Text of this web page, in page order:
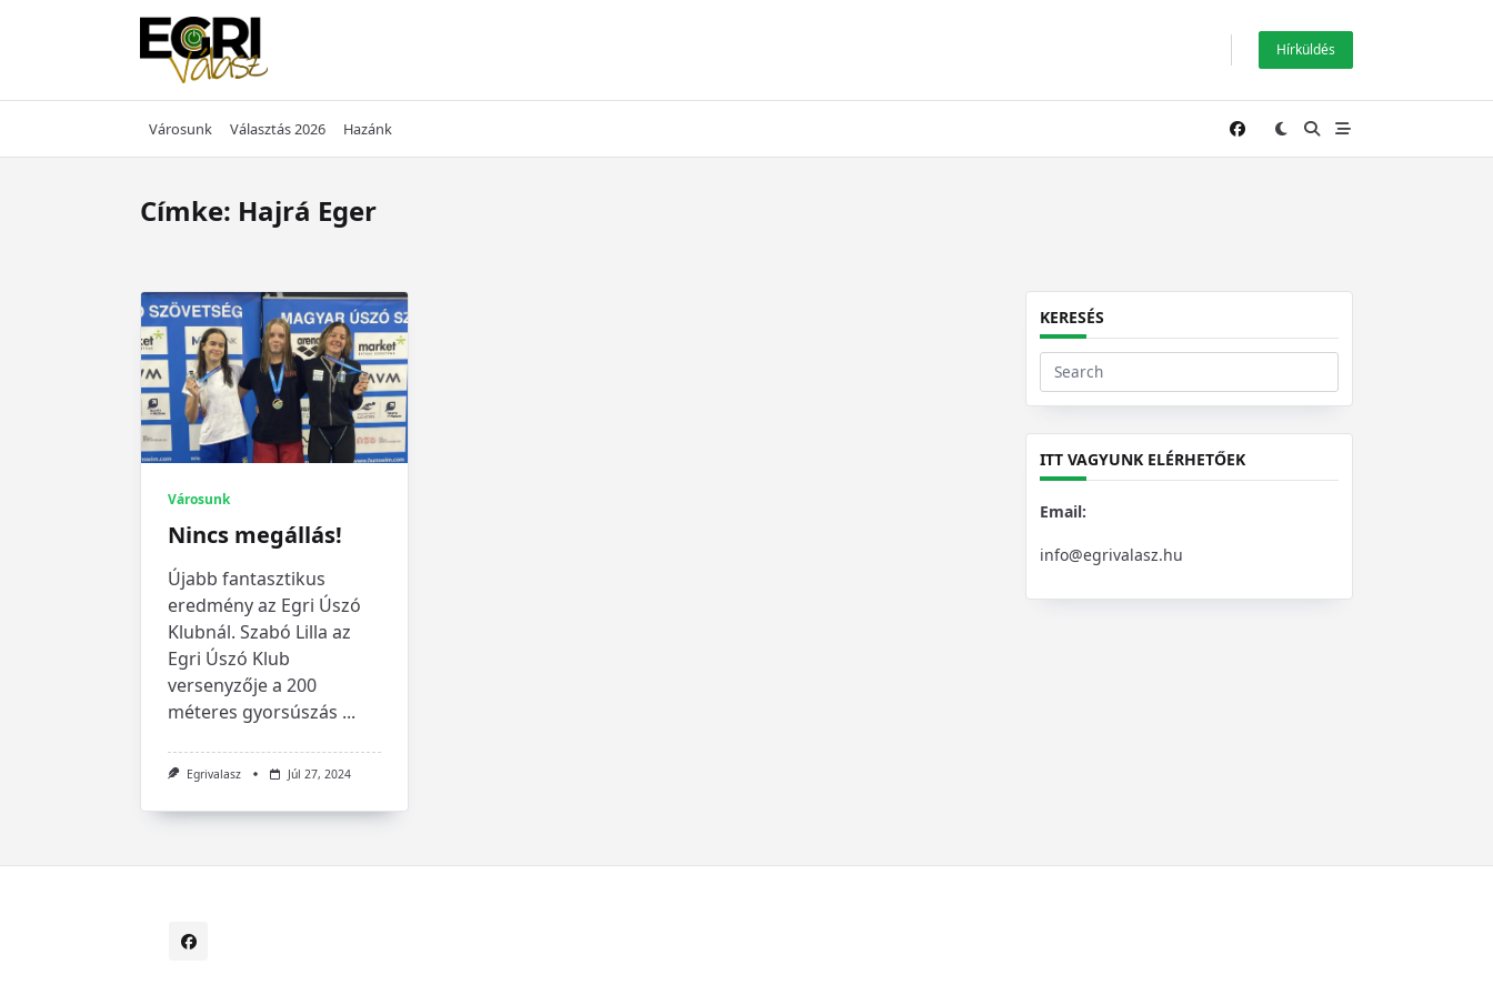
Hírküldés
Városunk Választás 2026 Hazánk
Címke: Hajrá Eger
Városunk
Nincs megállás!
Újabb fantasztikus
eredmény az Egri Úszó
Klubnál. Szabó Lilla az
Egri Úszó Klub
versenyzője a 200
méteres gyorsúszás ...
Egrivalasz Júl 27, 2024
KERESÉS
Search
for:
ITT VAGYUNK ELÉRHETŐEK
Email:
info@egrivalasz.hu